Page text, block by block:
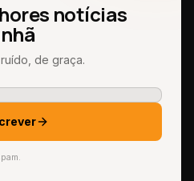
notícias
de graça.